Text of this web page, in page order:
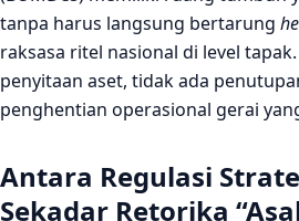
tanpa harus langsung bertarung
raksasa ritel nasional di level
penyitaan aset, tidak ada
penghentian operasional gerai
Antara Regulasi
Sekadar Retorika